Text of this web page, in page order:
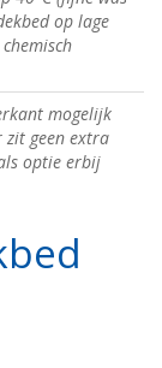
op lage
mogelijk
zit geen extra
optie erbij